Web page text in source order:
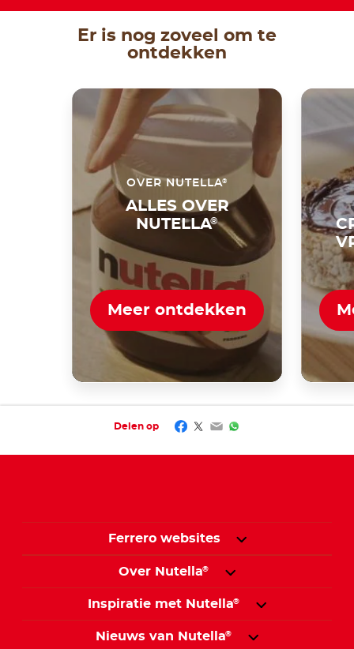
Er is nog zoveel om te
ontdekken
OVER NUTELLA®
ALLES OVER
NUTELLA®
Meer ontdekken
Delen op Facebook
Twitter
EmailWhatsApp
Ferrero websites
Over Nutella®
Inspiratie met Nutella®
Nieuws van Nutella®